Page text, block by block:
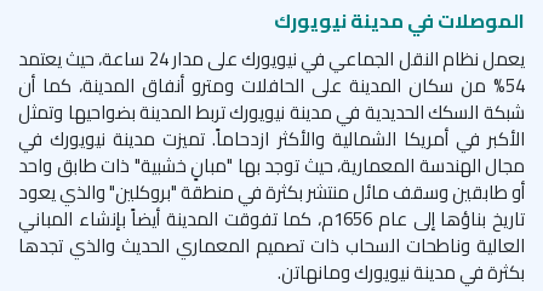
الموصلات في مدينة نيويورك
يعمل نظام النقل الجماعي في نيويورك على مدار 24 ساعة، حيث يعتمد
54% من سكان المدينة على الحافلات ومترو أنفاق المدينة، كما أن
شبكة السكك الحديدية في مدينة نيويورك تربط المدينة بضواحيها وتمثل
الأكبر في أمريكا الشمالية والأكثر ازدحاماً. تميزت مدينة نيويورك في
مجال الهندسة المعمارية، حيث توجد بها "مبانٍ خشبية" ذات طابق واحد
أو طابقين وسقف مائل منتشر بكثرة في منطقة "بروكلين" والذي يعود
تاريخ بناؤها إلى عام 1656م، كما تفوقت المدينة أيضاً بإنشاء المباني
العالية وناطحات السحاب ذات تصميم المعماري الحديث والذي تجدها
بكثرة في مدينة نيويورك ومانهاتن.